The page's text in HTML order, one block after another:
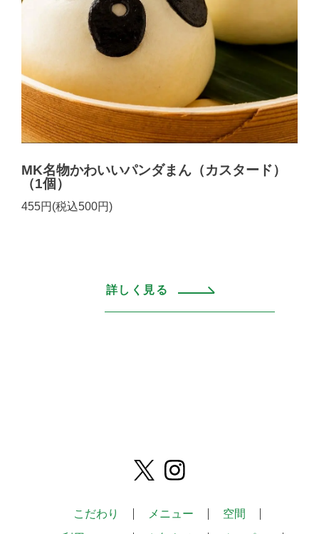
MK名物かわいいパンダまん（カスタード）
（1個）
455円(税込500円)
詳しく見る
こだわり メニュー
空間